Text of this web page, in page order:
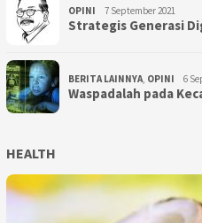
OPINI 7 September 2021
Strategis Generasi
BERITA LAINNYA, OPINI 6
Waspadalah pada
HEALTH